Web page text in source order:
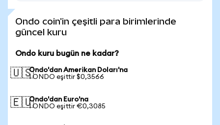
Ondo coin'in çeşitli para birimlerinde
güncel kuru
Ondo kuru bugün ne kadar?
🇺🇸Ondo'dan Amerikan Doları'na
1 ONDO eşittir $0,3566
🇪🇺Ondo'dan Euro'na
1 ONDO eşittir €0,3085